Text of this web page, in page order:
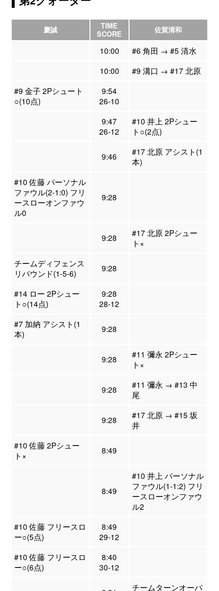
慶誠
TIME
SCORE
佐賀清和
10:00
#6 角田 → #5 清水
10:00
#9 溝口 → #17 北原
#9 金子 2Pシュート
○(10点)
9:54
26-10
9:47
26-12
#10 井上 2Pシュー
ト○(2点)
9:46
#17 北原 アシスト(1
本)
#10 佐藤 パーソナル
ファウル(2-1:0) フリ
ースローオンファウ
ル0
9:28
9:28
#17 北原 2Pシュー
ト×
チームディフェンス
リバウンド(1-5-6)
9:28
#14 ロー 2Pシュー
ト○(14点)
9:28
28-12
#7 加納 アシスト(1
本)
9:28
9:28
#11 彌永 2Pシュー
ト×
9:28
#11 彌永 → #13 中
尾
9:28
#17 北原 → #15 坂
井
#10 佐藤 2Pシュー
ト×
8:49
8:49
#10 井上 パーソナル
ファウル(1-1:2) フリ
ースローオンファウ
ル2
#10 佐藤 フリースロ
ー○(5点)
8:49
29-12
#10 佐藤 フリースロ
ー○(6点)
8:40
30-12
チームターンオーバ